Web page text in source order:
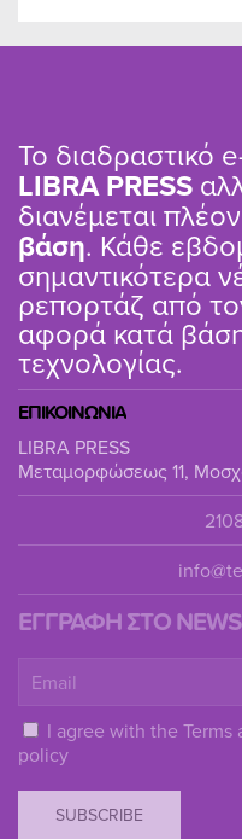
Το διαδραστικό
LIBRA PRESS
διανέμεται πλέον
βάση. Κάθε
σημαντικότερα
ρεπορτάζ από
αφορά κατά
τεχνολογίας.
ΕΠΙΚΟΙΝΩΝΙΑ
LIBRA PRESS
Μεταμορφώσεως 11,
ΕΓΓΡΑΦΗ ΣΤΟ
I agree with the Terms
policy
SUBSCRIBE